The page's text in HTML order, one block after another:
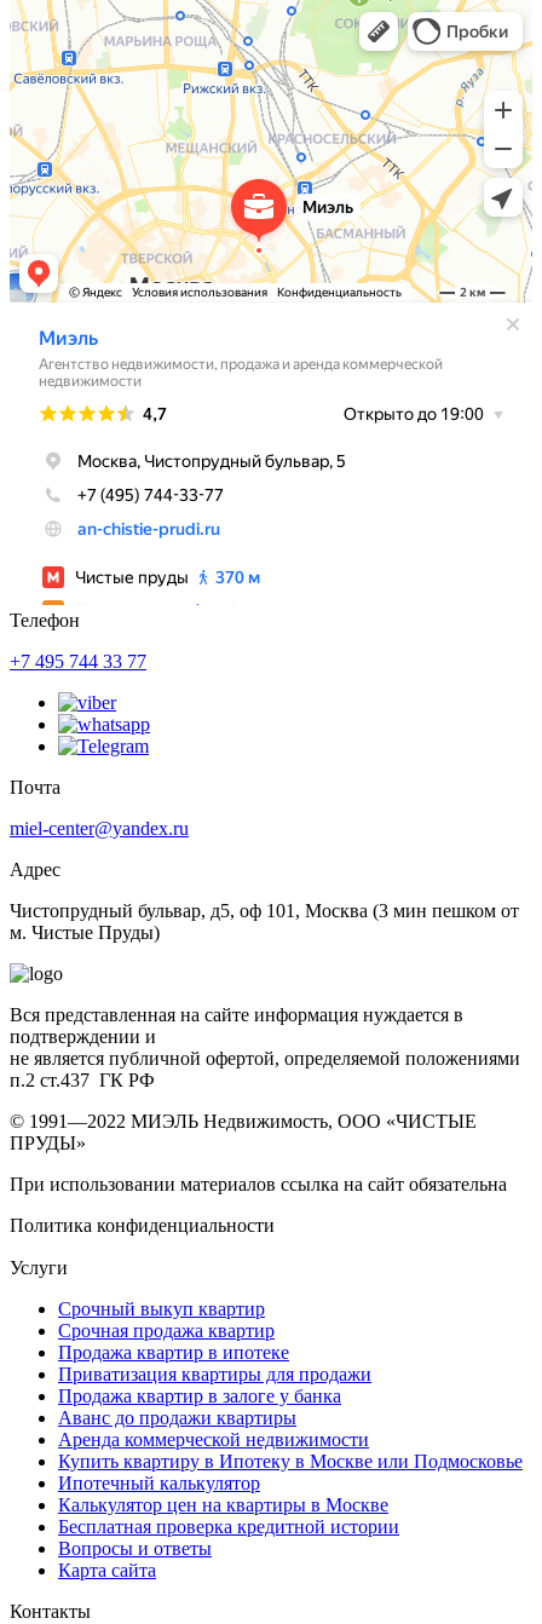
Телефон
+7 495 744 33 77
Почта
miel-center@yandex.ru
Адрес
Чистопрудный бульвар, д5, оф 101, Москва (3 мин пешком от
м. Чистые Пруды)
Вся представленная на сайте информация нуждается в
подтверждении и
не является публичной офертой, определяемой положениями
п.2 ст.437 ГК РФ
© 1991—2022 МИЭЛЬ Недвижимость, ООО «ЧИСТЫЕ
ПРУДЫ»
При использовании материалов ссылка на сайт обязательна
Политика конфиденциальности
Нужна новая квартира? Вам поможет
Услуги
Срочный выкуп квартир
Срочная продажа квартир
Продажа квартир в ипотеке
Приватизация квартиры для продажи
Продажа квартир в залоге у банка
Аванс до продажи квартиры
Аренда коммерческой недвижимости
Купить квартиру в Ипотеку в Москве или Подмосковье
Ипотечный калькулятор
Калькулятор цен на квартиры в Москве
Бесплатная проверка кредитной истории
Вопросы и ответы
Карта сайта
Контакты